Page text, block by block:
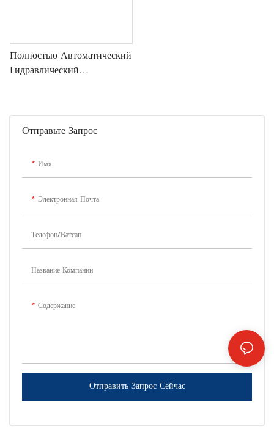
Отправьте Запрос
Имя
Электронная Почта
Телефон/Ватсап
Название Компании
Содержание
Отправить Запрос Сейчас
Полностью Автоматический
Гидравлический